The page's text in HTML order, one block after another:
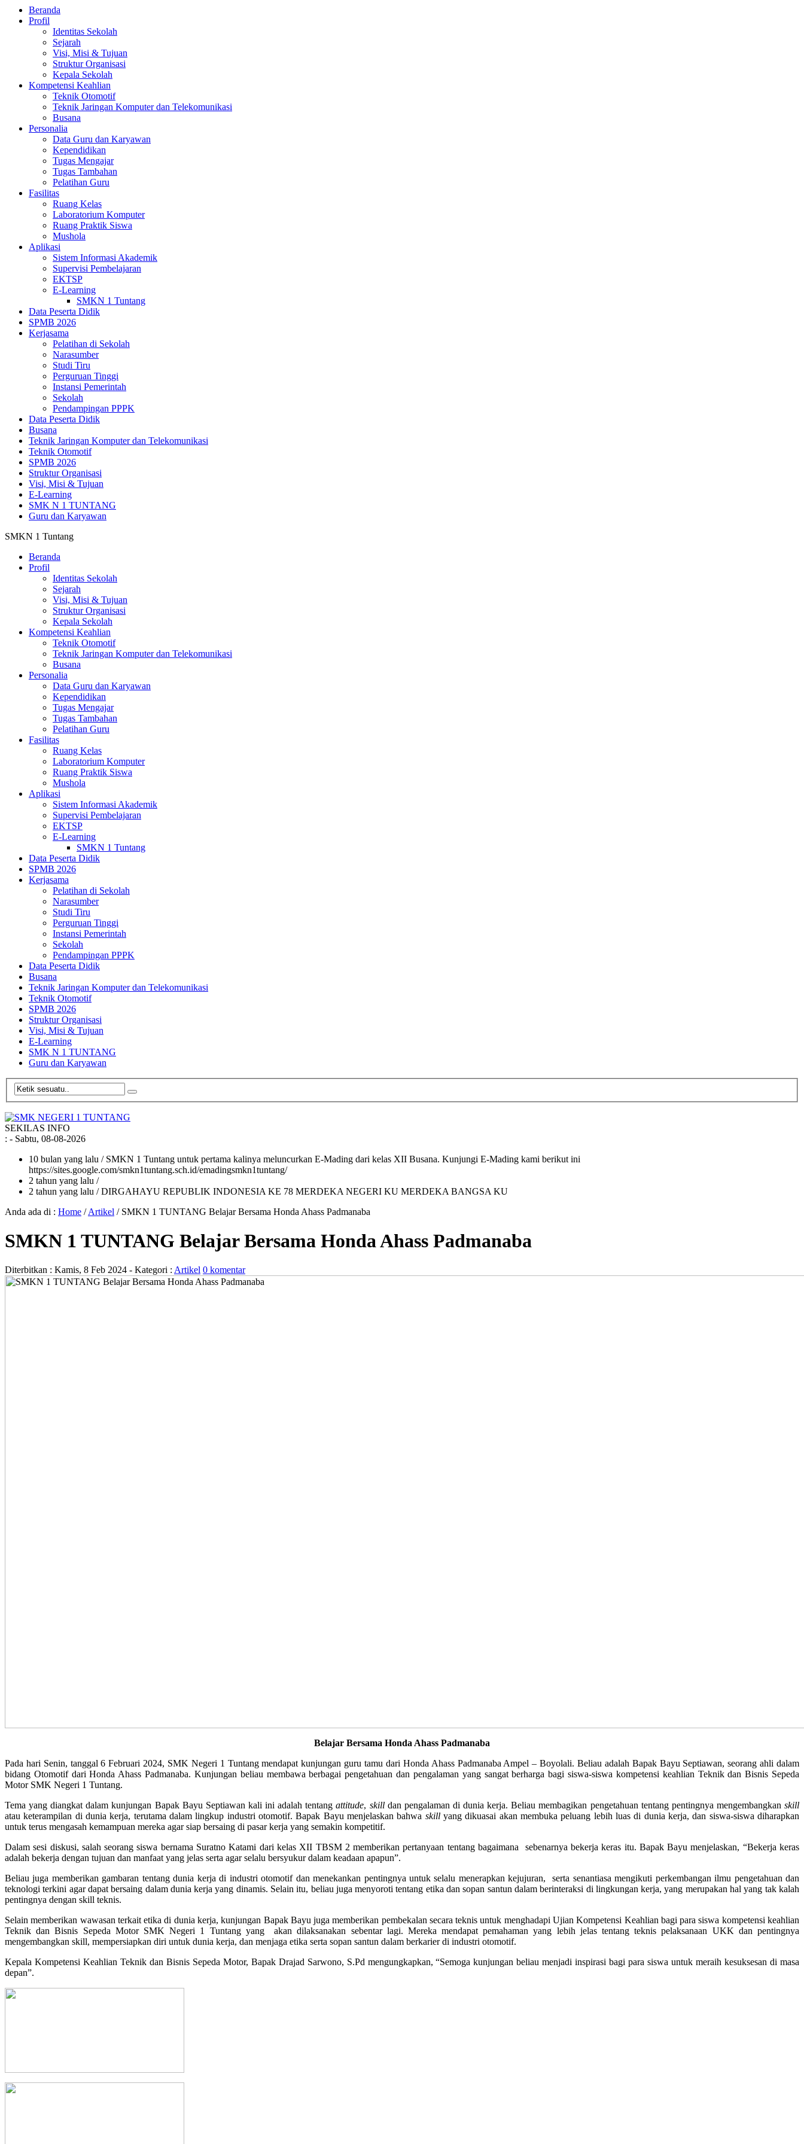
Beranda
Profil
Identitas Sekolah
Sejarah
Visi, Misi & Tujuan
Struktur Organisasi
Kepala Sekolah
Kompetensi Keahlian
Teknik Otomotif
Teknik Jaringan Komputer dan Telekomunikasi
Busana
Personalia
Data Guru dan Karyawan
Kependidikan
Tugas Mengajar
Tugas Tambahan
Pelatihan Guru
Fasilitas
Ruang Kelas
Laboratorium Komputer
Ruang Praktik Siswa
Mushola
Aplikasi
Sistem Informasi Akademik
Supervisi Pembelajaran
EKTSP
E-Learning
SMKN 1 Tuntang
Data Peserta Didik
SPMB 2026
Kerjasama
Pelatihan di Sekolah
Narasumber
Studi Tiru
Perguruan Tinggi
Instansi Pemerintah
Sekolah
Pendampingan PPPK
Data Peserta Didik
Busana
Teknik Jaringan Komputer dan Telekomunikasi
Teknik Otomotif
SPMB 2026
Struktur Organisasi
Visi, Misi & Tujuan
E-Learning
SMK N 1 TUNTANG
Guru dan Karyawan
SMKN 1 Tuntang
Beranda
Profil
Identitas Sekolah
Sejarah
Visi, Misi & Tujuan
Struktur Organisasi
Kepala Sekolah
Kompetensi Keahlian
Teknik Otomotif
Teknik Jaringan Komputer dan Telekomunikasi
Busana
Personalia
Data Guru dan Karyawan
Kependidikan
Tugas Mengajar
Tugas Tambahan
Pelatihan Guru
Fasilitas
Ruang Kelas
Laboratorium Komputer
Ruang Praktik Siswa
Mushola
Aplikasi
Sistem Informasi Akademik
Supervisi Pembelajaran
EKTSP
E-Learning
SMKN 1 Tuntang
Data Peserta Didik
SPMB 2026
Kerjasama
Pelatihan di Sekolah
Narasumber
Studi Tiru
Perguruan Tinggi
Instansi Pemerintah
Sekolah
Pendampingan PPPK
Data Peserta Didik
Busana
Teknik Jaringan Komputer dan Telekomunikasi
Teknik Otomotif
SPMB 2026
Struktur Organisasi
Visi, Misi & Tujuan
E-Learning
SMK N 1 TUNTANG
Guru dan Karyawan
SEKILAS INFO
: - Sabtu, 08-08-2026
10 bulan yang lalu / SMKN 1 Tuntang untuk pertama kalinya meluncurkan E-Mading dari kelas XII Busana. Kunjungi E-Mading kami berikut ini
https://sites.google.com/smkn1tuntang.sch.id/emadingsmkn1tuntang/
2 tahun yang lalu /
2 tahun yang lalu / DIRGAHAYU REPUBLIK INDONESIA KE 78 MERDEKA NEGERI KU MERDEKA BANGSA KU
Anda ada di : Home /Artikel / SMKN 1 TUNTANG Belajar Bersama Honda Ahass Padmanaba
SMKN 1 TUNTANG Belajar Bersama Honda Ahass Padmanaba
Diterbitkan : Kamis, 8 Feb 2024 - Kategori : Artikel 0 komentar
Belajar Bersama Honda Ahass Padmanaba
Pada hari Senin, tanggal 6 Februari 2024, SMK Negeri 1 Tuntang mendapat kunjungan guru tamu dari Honda Ahass Padmanaba Ampel – Boyolali. Beliau adalah Bapak Bayu Septiawan, seorang ahli dalam
bidang Otomotif dari Honda Ahass Padmanaba. Kunjungan beliau membawa berbagai pengetahuan dan pengalaman yang sangat berharga bagi siswa-siswa kompetensi keahlian Teknik dan Bisnis Sepeda
Motor SMK Negeri 1 Tuntang.
Tema yang diangkat dalam kunjungan Bapak Bayu Septiawan kali ini adalah tentangattitude, skilldan pengalaman di dunia kerja. Beliau membagikan pengetahuan tentang pentingnya mengembangkanskill
atau keterampilan di dunia kerja, terutama dalam lingkup industri otomotif. Bapak Bayu menjelaskan bahwa skillyang dikuasai akan membuka peluang lebih luas di dunia kerja, dan siswa-siswa diharapkan
untuk terus mengasah kemampuan mereka agar siap bersaing di pasar kerja yang semakin kompetitif.
Dalam sesi diskusi, salah seorang siswa bernama Suratno Katami dari kelas XII TBSM 2 memberikan pertanyaan tentang bagaimana sebenarnya bekerja keras itu. Bapak Bayu menjelaskan, “Bekerja keras
adalah bekerja dengan tujuan dan manfaat yang jelas serta agar selalu bersyukur dalam keadaan apapun”.
Beliau juga memberikan gambaran tentang dunia kerja di industri otomotif dan menekankan pentingnya untuk selalu menerapkan kejujuran, serta senantiasa mengikuti perkembangan ilmu pengetahuan dan
teknologi terkini agar dapat bersaing dalam dunia kerja yang dinamis. Selain itu, beliau juga menyoroti tentang etika dan sopan santun dalam berinteraksi di lingkungan kerja, yang merupakan hal yang tak kalah
pentingnya dengan skill teknis.
Selain memberikan wawasan terkait etika di dunia kerja, kunjungan Bapak Bayu juga memberikan pembekalan secara teknis untuk menghadapi Ujian Kompetensi Keahlian bagi para siswa kompetensi keahlian
Teknik dan Bisnis Sepeda Motor SMK Negeri 1 Tuntang yang akan dilaksanakan sebentar lagi. Mereka mendapat pemahaman yang lebih jelas tentang teknis pelaksanaan UKK dan pentingnya
mengembangkan skill, mempersiapkan diri untuk dunia kerja, dan menjaga etika serta sopan santun dalam berkarier di industri otomotif.
Kepala Kompetensi Keahlian Teknik dan Bisnis Sepeda Motor, Bapak Drajad Sarwono, S.Pd mengungkapkan, “Semoga kunjungan beliau menjadi inspirasi bagi para siswa untuk meraih kesuksesan di masa
depan”.